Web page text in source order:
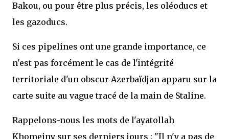
Bakou, ou pour être plus précis, les oléoducs et
les gazoducs.
Si ces pipelines ont une grande importance, ce
n'est pas forcément le cas de l'intégrité
territoriale d'un obscur Azerbaïdjan apparu sur la
carte suite au vague tracé de la main de Staline.
Rappelons-nous les mots de l'ayatollah
Khomeiny sur ses derniers jours : "Il n'y a pas de